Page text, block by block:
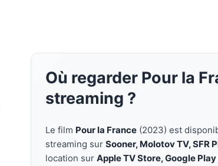
Où regarder Pour la
streaming ?
Le film Pour la France (2023) est
streaming surSooner, Molotov TV, SFR
location surApple TV Store, Google